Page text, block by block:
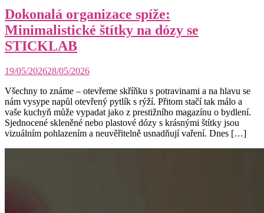
Dokonalá organizace spíže:
Minimalistické štítky na dózy se
STICKLAB
19/05/202628/05/2026
Všechny to známe – otevřeme skříňku s potravinami a na hlavu se
nám vysype napůl otevřený pytlík s rýží. Přitom stačí tak málo a
vaše kuchyň může vypadat jako z prestižního magazínu o bydlení.
Sjednocené skleněné nebo plastové dózy s krásnými štítky jsou
vizuálním pohlazením a neuvěřitelně usnadňují vaření. Dnes […]